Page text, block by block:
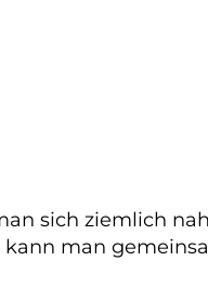
sich ziemlich
man